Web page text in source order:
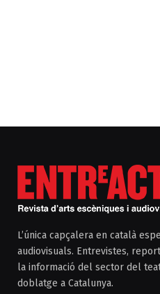
L’única capçalera en català
audiovisuals. Entrevistes,
la informació del sector del
doblatge a Catalunya.